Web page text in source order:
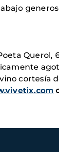
Querol,
cortesía